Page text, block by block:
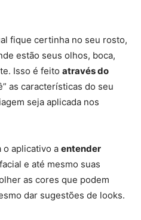
fique certinha no seu rosto,
estão seus olhos, boca,
Isso é feito através do
as características do seu
seja aplicada nos
aplicativo a entender
e até mesmo suas
as cores que podem
dar sugestões de looks.